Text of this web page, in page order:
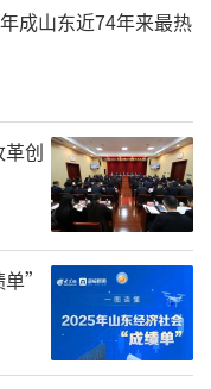
宜，着力解决学
续提升合作成
到齐鲁工业大学
校区建设情况。
责任编辑：陈雅雯
成山东近74年来最热
创
”